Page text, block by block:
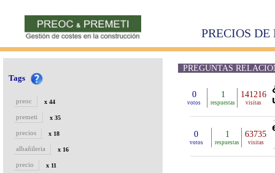
PRECIOS
Tags
preoc x 44
premeti x 35
precios x 18
albañileria x 16
precio x 11
PREGUNTAS
0
votos
1
respuestas
141216
visitas
0
votos
1
respuestas
63735
visitas